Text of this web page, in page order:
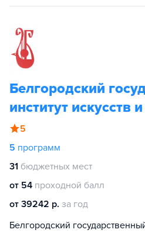
Белгородский
институт искусств
5
5 программ
31 бюджетных мест
от 54 проходной балл
от 39242 р. за год
Белгородский